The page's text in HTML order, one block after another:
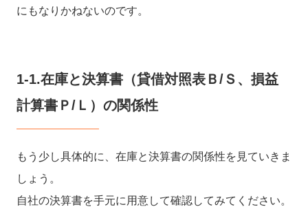
にもなりかねないのです。
1-1.在庫と決算書（貸借対照表Ｂ/Ｓ、損益
計算書Ｐ/Ｌ）の関係性
もう少し具体的に、在庫と決算書の関係性を見ていきま
しょう。
自社の決算書を手元に用意して確認してみてください。